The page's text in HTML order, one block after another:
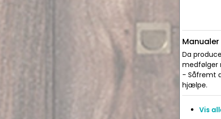
Da
medfølger
- Såfremt
hjælpe.
Vis